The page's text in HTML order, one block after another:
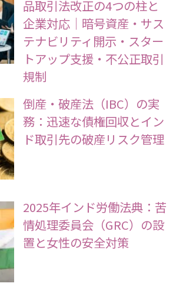
品取引法改正の4つの柱と
企業対応｜暗号資産・サス
テナビリティ開示・スター
トアップ支援・不公正取引
規制
倒産・破産法（IBC）の実
務：迅速な債権回収とイン
ド取引先の破産リスク管理
2025年インド労働法典：苦
情処理委員会（GRC）の設
置と女性の安全対策